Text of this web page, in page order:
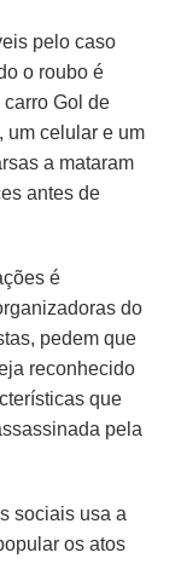
pelo caso
o roubo é
Gol de
um celular e um
a mataram
antes de
é
do
pedem que
reconhecido
que
pela
sociais usa a
os atos